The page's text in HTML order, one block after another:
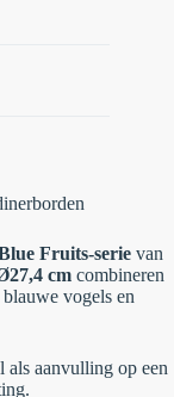
Fruits-serie van
cm combineren
vogels en
als aanvulling op een